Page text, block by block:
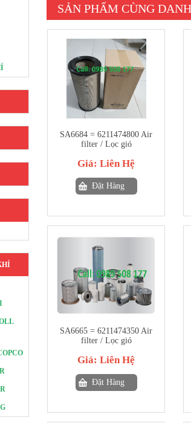
SẢN PHẨM CÙNG
SA6684 = 6211474800 Air
filter / Lọc gió
Giá: Liên Hệ
Đặt Hàng
SA6665 = 6211474350 Air
filter / Lọc gió
Giá: Liên Hệ
Đặt Hàng